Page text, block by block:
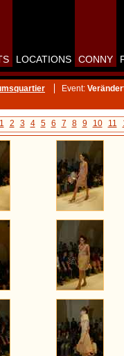
LOCATIONS CONNY
Event:
1 2 3 4 5 6 7 8 9 10 11